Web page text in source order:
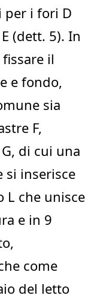
per i fori D
(dett. 5). In
il
e fondo,
sia
F,
di cui una
si inserisce
L che unisce
e in 9
come
del letto